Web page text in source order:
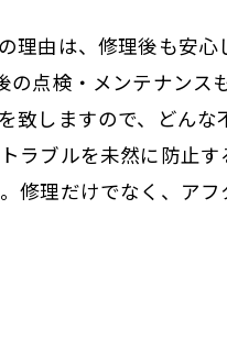
理由は、修理後も安
の点検・メンテナンス
しますので、どんな
ラブルを未然に防止
修理だけでなく、ア